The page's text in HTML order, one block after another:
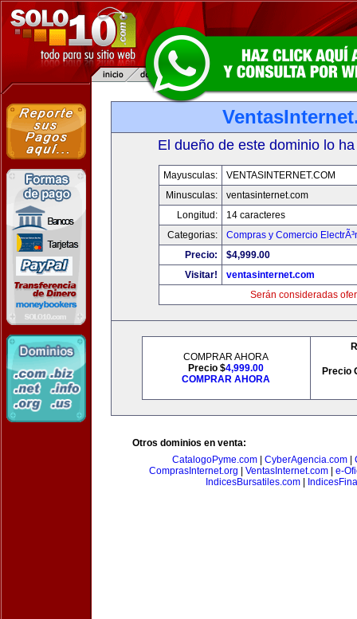
El dueño de este dominio lo
Mayusculas:
VENTASINTERNET.COM
Minusculas:
ventasinternet.com
Longitud:
14 caracteres
Categorias:
Compras y Comercio
Precio:
$4,999.00
Visitar!
ventasinternet.com
Serán consideradas
COMPRAR AHORA
Precio $4,999.00
COMPRAR AHORA
Precio
Otros dominios en venta:
CatalogoPyme.com
CyberAgencia.com
ComprasInternet.org
VentasInternet.com| e-
IndicesBursatiles.com|